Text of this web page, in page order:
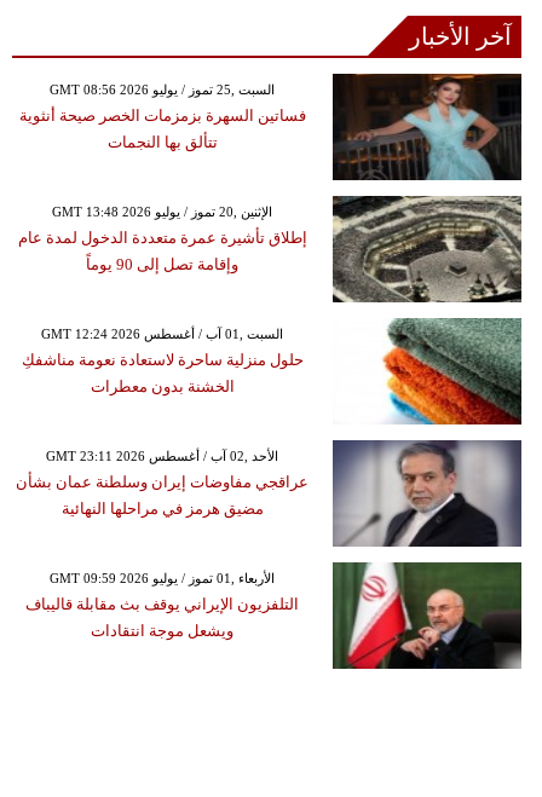
آخر الأخبار
GMT 08:56 2026 السبت ,25 تموز / يوليو
فساتين السهرة بزمزمات الخصر صيحة أنثوية
تتألق بها النجمات
GMT 13:48 2026 الإثنين ,20 تموز / يوليو
إطلاق تأشيرة عمرة متعددة الدخول لمدة عام
وإقامة تصل إلى 90 يوماً
GMT 12:24 2026 السبت ,01 آب / أغسطس
حلول منزلية ساحرة لاستعادة نعومة مناشفكِ
الخشنة بدون معطرات
GMT 23:11 2026 الأحد ,02 آب / أغسطس
عراقجي مفاوضات إيران وسلطنة عمان بشأن
مضيق هرمز في مراحلها النهائية
GMT 09:59 2026 الأربعاء ,01 تموز / يوليو
التلفزيون الإيراني يوقف بث مقابلة قاليباف
ويشعل موجة انتقادات